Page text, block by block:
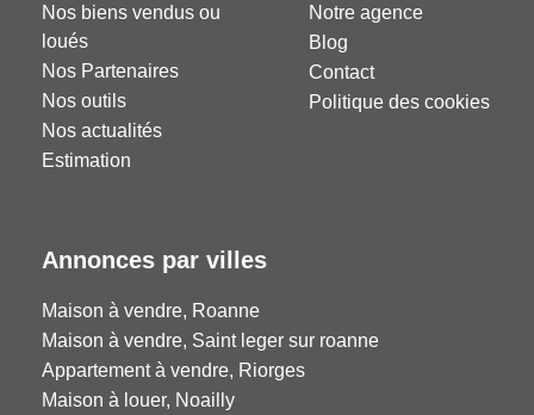
Nos biens vendus ou
loués
Nos Partenaires
Nos outils
Nos actualités
Estimation
Notre agence
Blog
Contact
Politique des cookies
Annonces par villes
Maison à vendre, Roanne
Maison à vendre, Saint leger sur roanne
Appartement à vendre, Riorges
Maison à louer, Noailly